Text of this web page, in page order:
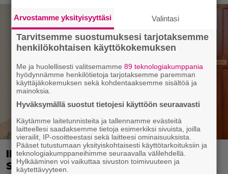
IL: Teemu Lehtilälle jälleen uusi rooli
Salatuissa elämissä
Arvostamme yksityisyyttäsi Valintasi
Tarvitsemme suostumuksesi tarjotaksemme
henkilökohtaisen käyttökokemuksen
Me ja huolellisesti valitsemamme89 teknologiakumppania
hyödynnämme henkilötietoja tarjotaksemme paremman
käyttäjäkokemuksen sekä kohdentaaksemme sisältöä ja
mainoksia.
Hyväksymällä suostut tietojesi käyttöön seuraavasti
Käytämme laitetunnisteita ja tallennamme evästeitä
laitteellesi saadaksemme tietoja esimerkiksi sivuista, joilla
vierailit, IP-osoitteestasi sekä laitteesi ominaisuuksista.
Pääset tutustumaan yksityiskohtaisesti käyttötarkoituksiin ja
teknologiakumppaneihimme seuraavalla välilehdellä.
Hylkääminen voi vaikuttaa sivuston toimivuuteen ja
käytettävyyteen.